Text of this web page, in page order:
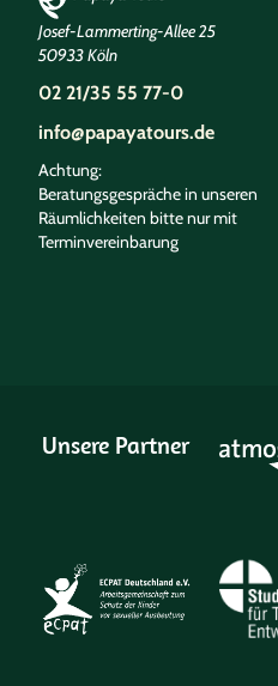
Josef-Lammerting-Allee 25
50933 Köln
02 21/35 55 77-0
info@papayatours.de
Achtung:
Beratungsgespräche in unseren
Räumlichkeiten bitte nur mit
Terminvereinbarung
Unsere Partner